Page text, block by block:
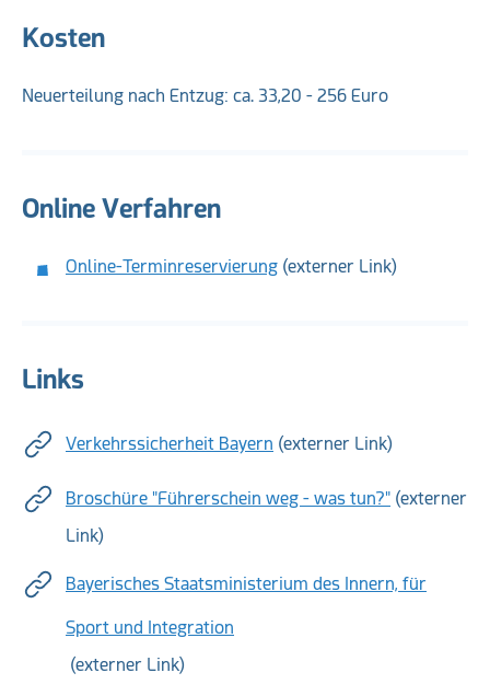
Kosten
Neuerteilung nach Entzug: ca. 33,20 - 256 Euro
Online Verfahren
Online-Terminreservierung (externer Link)
Links
Verkehrssicherheit Bayern (externer Link)
Broschüre "Führerschein weg - was tun?" (externer
Link)
Bayerisches Staatsministerium des Innern, für
Sport und Integration
(externer Link)